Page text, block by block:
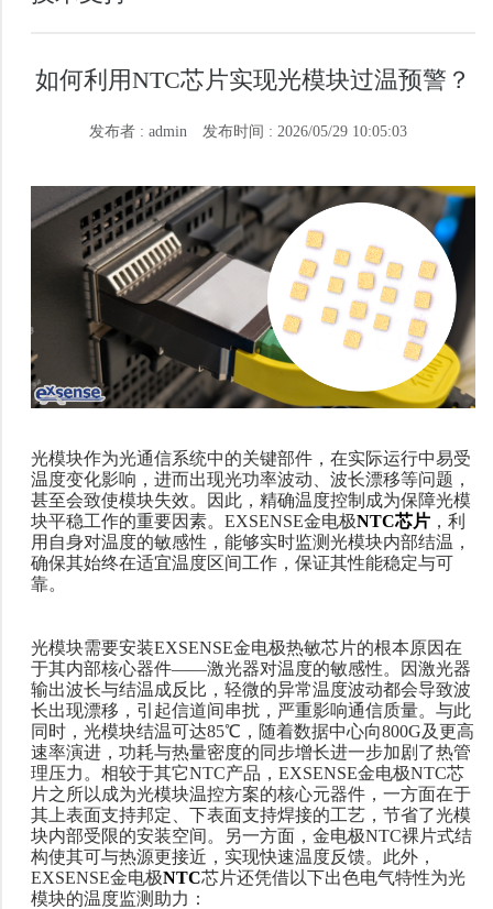
如何利用NTC芯片实现光模块过温预警？
发布者 : admin 发布时间 : 2026/05/29 10:05:03
光模块作为光通信系统中的关键部件，在实际运行中易受
温度变化影响，进而出现光功率波动、波长漂移等问题，
甚至会致使模块失效。因此，精确温度控制成为保障光模
块平稳工作的重要因素。EXSENSE金电极NTC芯片 ，利
用自身对温度的敏感性，能够实时监测光模块内部结温，
确保其始终在适宜温度区间工作，保证其性能稳定与可
靠。
光模块需要安装EXSENSE金电极热敏芯片的根本原因在
于其内部核心器件——激光器对温度的敏感性。因激光器
输出波长与结温成反比，轻微的异常温度波动都会导致波
长出现漂移，引起信道间串扰，严重影响通信质量。与此
同时，光模块结温可达85℃，随着数据中心向800G及更高
速率演进，功耗与热量密度的同步增长进一步加剧了热管
理压力。相较于其它NTC产品，EXSENSE金电极NTC芯
片之所以成为光模块温控方案的核心元器件，一方面在于
其上表面支持邦定、下表面支持焊接的工艺，节省了光模
块内部受限的安装空间。另一方面，金电极NTC裸片式结
构使其可与热源更接近，实现快速温度反馈。此外，
EXSENSE金电极NTC芯片还凭借以下出色电气特性为光
模块的温度监测助力：